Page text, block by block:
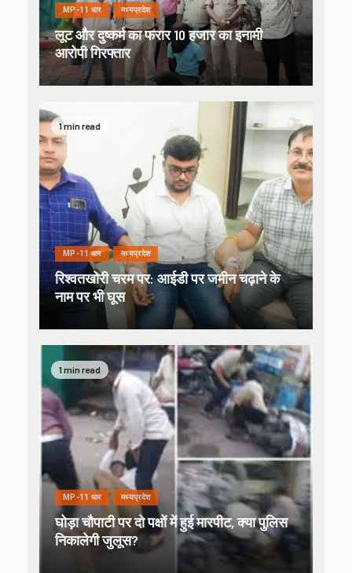
MP-11 धार मध्यप्रदेश
लूट और दुष्कर्म का फरार 10 हजार का इनामी
आरोपी गिरफ्तार
1 min read
MP-11 धार मध्यप्रदेश
रिश्वतखोरी चरम पर: आईडी पर जमीन चढ़ाने के
नाम पर भी घूस
1 min read
MP-11 धार मध्यप्रदेश
घोड़ा चौपाटी पर दो पक्षों में हुई मारपीट, क्या पुलिस
निकालेगी जुलूस?